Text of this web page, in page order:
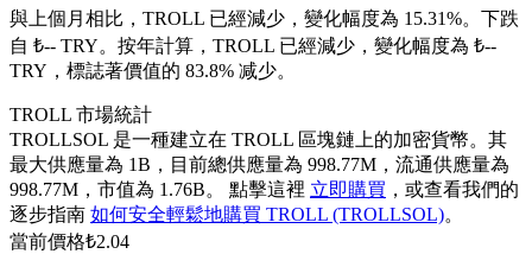
USDC永續
多種以USDC結算的永續合約
與上個月相比，TROLL 已經減少，變化幅度為 15.31%。下跌
自 ₺-- TRY。 按年計算，TROLL 已經減少，變化幅度為 ₺--
TRY，標誌著價值的 83.8% 减少。
TROLL 市場統計
TROLLSOL 是一種建立在 TROLL 區塊鏈上的加密貨幣。其
最大供應量為 1B，目前總供應量為 998.77M，流通供應量為
998.77M，市值為 1.76B。 點擊這裡 立即購買 ，或查看我們的
逐步指南 如何安全輕鬆地購買 TROLL (TROLLSOL)。
當前價格₺2.04